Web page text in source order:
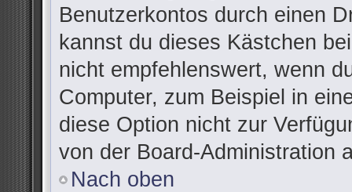
Benutzerkontos durch einen
kannst du dieses Kästchen
nicht empfehlenswert, wenn
Computer, zum Beispiel in
diese Option nicht zur
von der Board-Administration
Nach oben